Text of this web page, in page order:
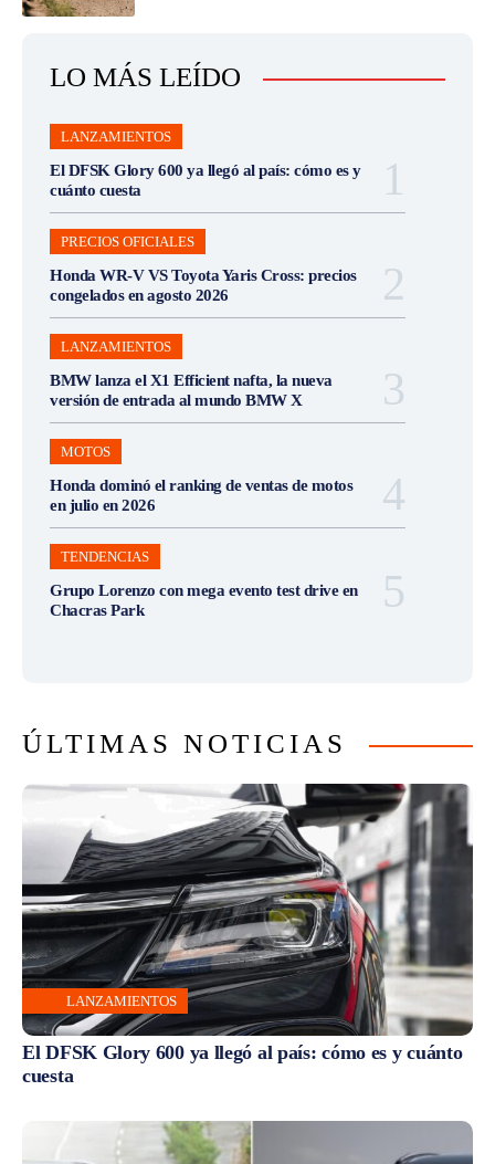
LO MÁS LEÍDO
LANZAMIENTOS
El DFSK Glory 600 ya llegó al país: cómo es y
cuánto cuesta
PRECIOS OFICIALES
Honda WR-V VS Toyota Yaris Cross: precios
congelados en agosto 2026
LANZAMIENTOS
BMW lanza el X1 Efficient nafta, la nueva
versión de entrada al mundo BMW X
MOTOS
Honda dominó el ranking de ventas de motos
en julio en 2026
TENDENCIAS
Grupo Lorenzo con mega evento test drive en
Chacras Park
ÚLTIMAS NOTICIAS
LANZAMIENTOS
El DFSK Glory 600 ya llegó al país: cómo es y cuánto
cuesta